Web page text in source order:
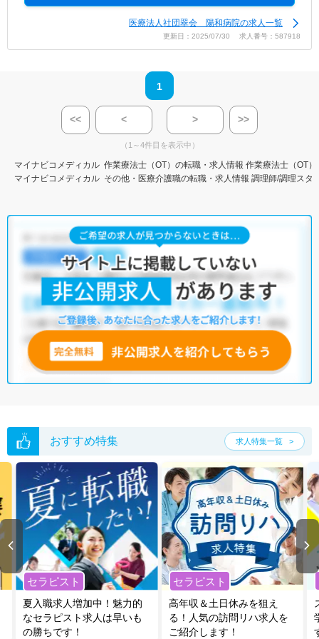
医療法人社団翠会 陽和病院の求人一覧
更新日：2025/07/30 求人番号：587918
1
<< < > >>
（1～4件目を表示中）
マイナビコメディカル 作業療法士（OT）の転職・求人情報 作業療法士（OT
マイナビコメディカル その他・医療介護職の転職・求人情報 調理師/調理スタ
おすすめ特集 求人特集一覧
セラピスト
夏入職求人増加中！魅力的
なセラピスト求人は早いも
の勝ちです！
セラピスト
高年収＆土日休みを狙え
る！人気の訪問リハ求人を
ご紹介します！